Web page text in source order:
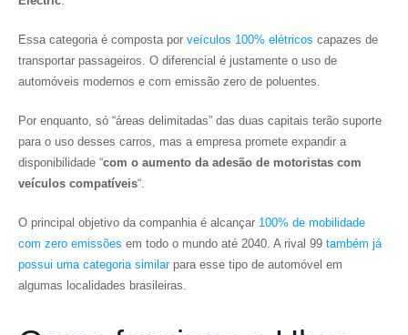
Essa categoria é composta por veículos 100% elétricos capazes de
transportar passageiros. O diferencial é justamente o uso de
automóveis modernos e com emissão zero de poluentes.
Por enquanto, só “áreas delimitadas” das duas capitais terão suporte
para o uso desses carros, mas a empresa promete expandir a
disponibilidade “com o aumento da adesão de motoristas com
veículos compatíveis“.
O principal objetivo da companhia é alcançar 100% de mobilidade
com zero emissões em todo o mundo até 2040. A rival 99 também já
possui uma categoria similarpara esse tipo de automóvel em
algumas localidades brasileiras.